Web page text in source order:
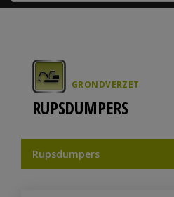
GRONDVERZET
RUPSDUMPERS
Rupsdumpers